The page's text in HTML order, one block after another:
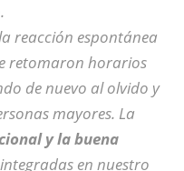
reacción espontánea
retomaron horarios
de nuevo al olvido y
mayores. La
y la buena
en nuestro